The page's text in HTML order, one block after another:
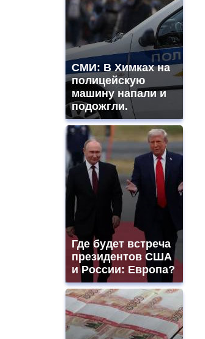
СМИ: В Химках на
полицейскую
машину напали и
подожгли.
Где будет встреча
президентов США
и России: Европа?